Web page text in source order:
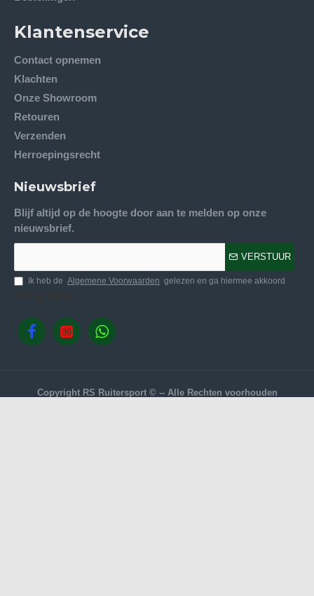
Klantenservice
Contact opnemen
Klachten
Onze Showroom
Retouren
Verzenden
Herroepingsrecht
Nieuwsbrief
Blijf altijd op de hoogte door aan te melden op onze
nieuwsbrief.
VERSTUUR
Ik heb de Algemene Voorwaarden gelezen en ga hiermee akkoord
Copyright RS Ruitersport © -- Alle Rechten voorhouden